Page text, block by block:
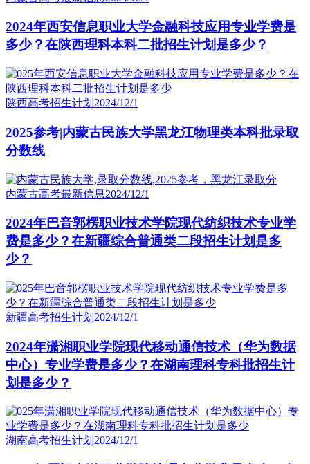
2024年西安信息职业大学金融科技应用专业学费是
多少？在陕西理科本科二批招生计划是多少？
陕西高考招生计划 2024/12/1
2025参考|内蒙古民族大学黑龙江物理类本科批录取
分数线
内蒙古高考最新信息2024/12/1
2024年巴音郭楞职业技术学院现代纺织技术专业学
费是多少？在新疆综合普通类二段招生计划是多
少？
新疆高考招生计划 2024/12/1
2024年潇湘职业学院现代移动通信技术（华为数据
中心）专业学费是多少？在湖南理科专科批招生计
划是多少？
湖南高考招生计划 2024/12/1